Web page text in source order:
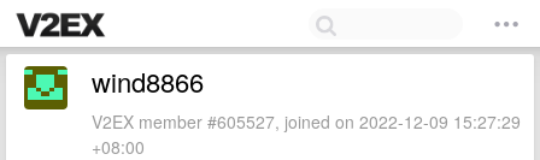
wind8866
V2EX member #605527, joined on 2022-12-09 15:27:29
+08:00